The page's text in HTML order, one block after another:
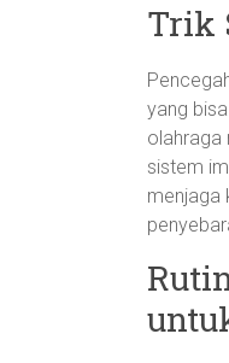
Trik
yang
olahraga
sistem
menjaga